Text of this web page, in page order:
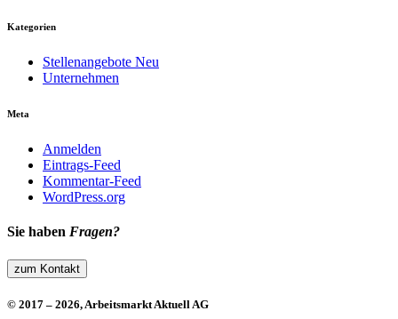
Kategorien
Stellenangebote Neu
Unternehmen
Meta
Anmelden
Eintrags-Feed
Kommentar-Feed
WordPress.org
Sie haben Fragen?
zum Kontakt
© 2017 – 2026, Arbeitsmarkt Aktuell AG